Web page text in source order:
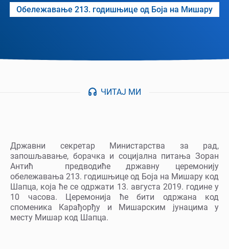
Oбележавање 213. годишњице од Боја на Мишару
ЧИТАЈ МИ
Државни секретар Министарства за рад,
запошљавање, борачка и социјална питања Зоран
Антић предводиће државну церемонију
обележавања 213. годишњице од Боја на Мишару код
Шапца, која ће се одржати 13. августа 2019. године у
10 часова. Церемонија ће бити одржана код
споменика Карађорђу и Мишарским јунацима у
месту Мишар код Шапца.